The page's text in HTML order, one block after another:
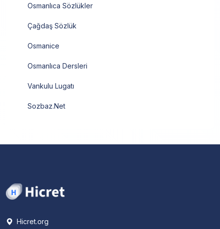
Osmanlıca Sözlükler
Çağdaş Sözlük
Osmanice
Osmanlıca Dersleri
Vankulu Lugatı
Sozbaz.Net
Hicret.org